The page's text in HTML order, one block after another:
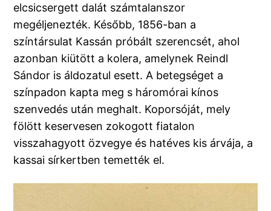
elcsicsergett dalát számtalanszor
megéljenezték. Később, 1856-ban a
színtársulat Kassán próbált szerencsét, ahol
azonban kiütött a kolera, amelynek Reindl
Sándor is áldozatul esett. A betegséget a
színpadon kapta meg s háromórai kínos
szenvedés után meghalt. Koporsóját, mely
fölött keservesen zokogott fiatalon
visszahagyott özvegye és hatéves kis árvája, a
kassai sírkertben temették el.